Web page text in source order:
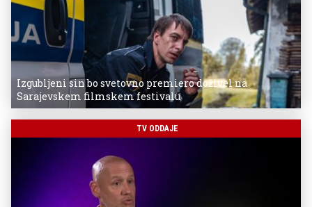
Izgubljeni sin bo svetovno premiero doživel na
Sarajevskem filmskem festivalu
TV ODDAJE